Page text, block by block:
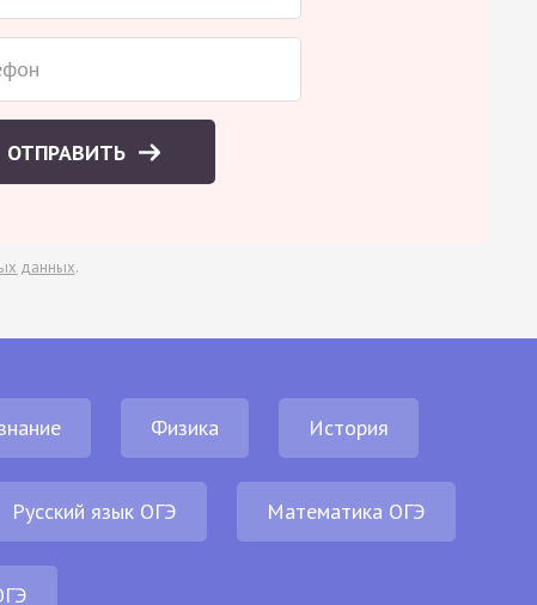
ОТПРАВИТЬ
данных.
Физика История
Русский язык ОГЭ Математика ОГЭ